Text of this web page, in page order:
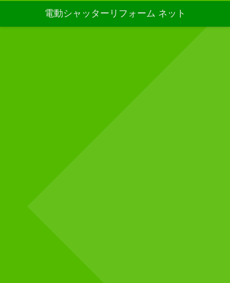
電動シャッターリフォーム ネット